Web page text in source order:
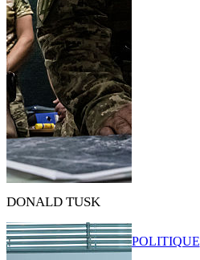
DONALD TUSK
POLITIQUE